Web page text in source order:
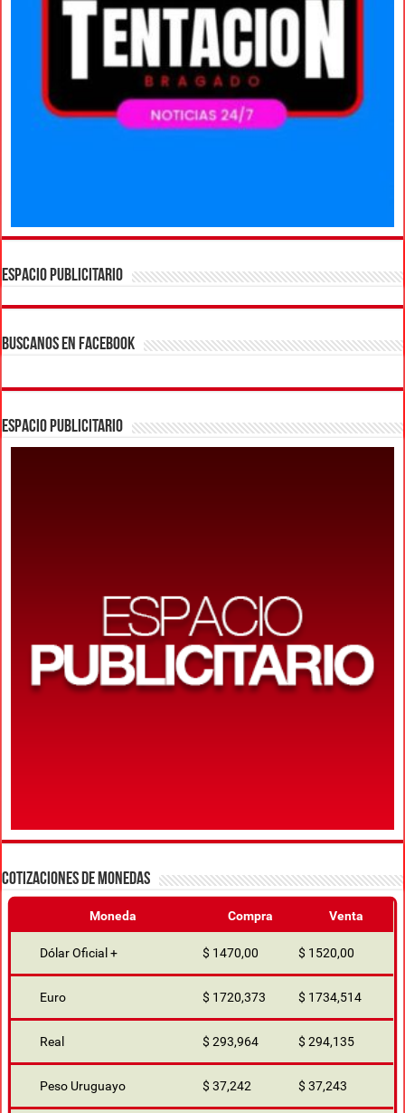
ESPACIO PUBLICITARIO
BUSCANOS EN FACEBOOK
ESPACIO PUBLICITARIO
COTIZACIONES DE MONEDAS
Moneda Compra Venta
Dólar Oficial + $ 1470,00 $ 1520,00
Euro $ 1720,373 $ 1734,514
Real $ 293,964 $ 294,135
Peso Uruguayo $ 37,242 $ 37,243